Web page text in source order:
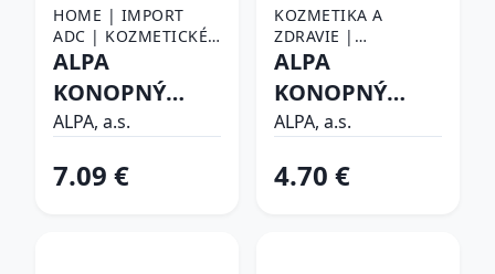
HOME | IMPORT
ADC | KOZMETICKÉ
VÝROBKY
ALPA
KONOPNÝ
BALZAM
ALPA, a.s.
7.09 €
KOZMETIKA A
ZDRAVIE |
KOZMETIKA |
MASÁŽNE PRÍPRAVKY
ALPA
KONOPNÝ
BALZAM
konopným
ALPA, a.s.
4.70 €